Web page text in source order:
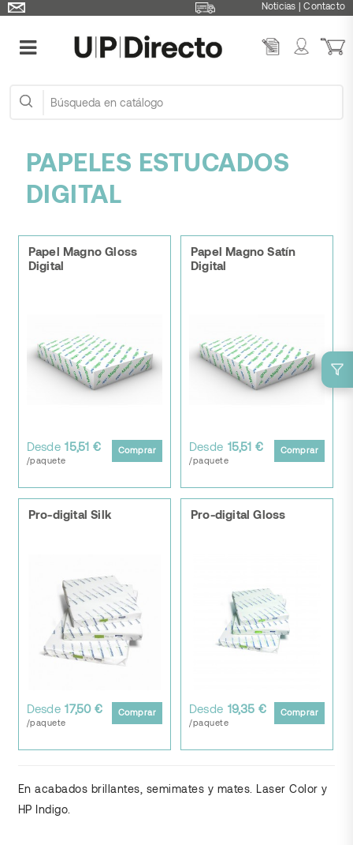
Noticias |Contacto
PAPELES ESTUCADOS
DIGITAL
Papel Magno Gloss
Digital
Desde 15,51 €
/paquete
Comprar
Papel Magno Satín
Digital
Desde 15,51 €
/paquete
Comprar
Pro-digital Silk
Desde 17,50 €
/paquete
Comprar
Pro-digital Gloss
Desde 19,35 €
/paquete
Comprar
En acabados brillantes, semimates y mates. Laser Color y
HP Indigo.